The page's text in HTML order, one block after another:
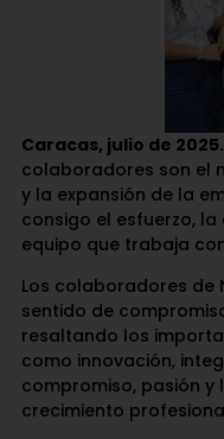
Caracas, julio de
colaboradores son el
y la expansión de la
consigo el esfuerzo,
equipo que trabaja
Los colaboradores de
sentido de
resaltando los
como innovación,
compromiso, pasión
crecimiento